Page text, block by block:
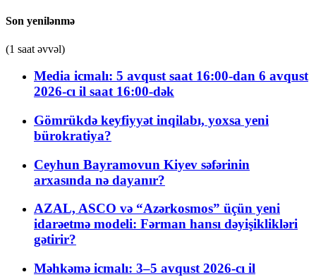
Son yenilənmə
(1 saat əvvəl)
Media icmalı: 5 avqust saat 16:00-dan 6 avqust
2026-cı il saat 16:00-dək
Gömrükdə keyfiyyət inqilabı, yoxsa yeni
bürokratiya?
Ceyhun Bayramovun Kiyev səfərinin
arxasında nə dayanır?
AZAL, ASCO və “Azərkosmos” üçün yeni
idarəetmə modeli: Fərman hansı dəyişiklikləri
gətirir?
Məhkəmə icmalı: 3–5 avqust 2026-cı il